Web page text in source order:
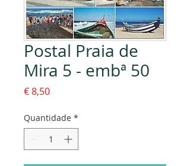
Postal Praia de
Mira 5 - embª 50
€ 8,50Preço
Quantidade *